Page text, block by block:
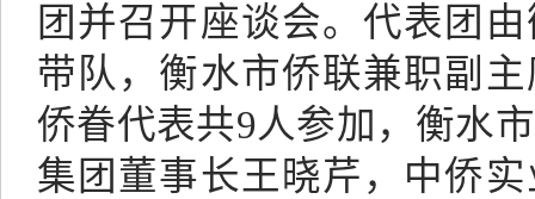
团并召开座谈会。代表团
带队，衡水市侨联兼职副
侨眷代表共9人参加，衡水
集团董事长王晓芹，中侨